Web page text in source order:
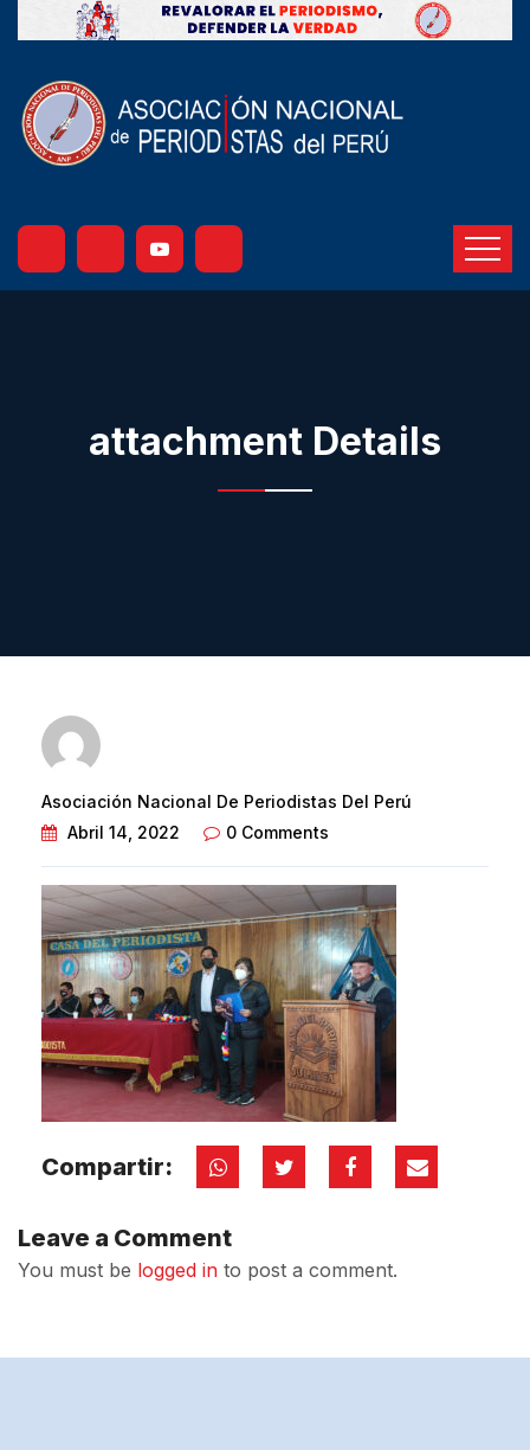
attachment Details
Asociación Nacional De Periodistas Del Perú
Abril 14, 2022
0 Comments
Compartir:
Leave a Comment
You must be logged in to post a comment.